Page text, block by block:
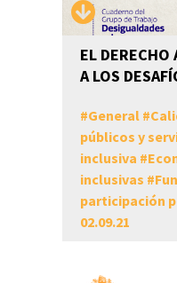
EL DERECHO
A LOS
#General#
públicos y
inclusiva #
inclusivas #
participación
02.09.21